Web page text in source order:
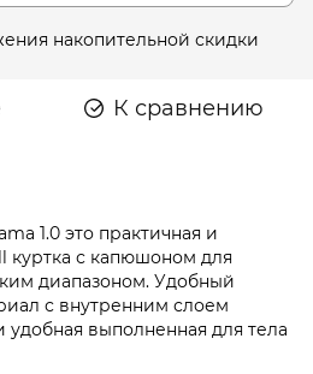
накопительной скидки
К сравнению
1.0 это практичная и
куртка с капюшоном для
диапазоном. Удобный
с внутренним слоем
выполненная для тела